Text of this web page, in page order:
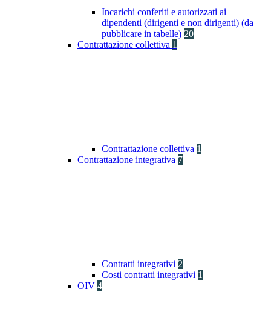
Incarichi conferiti e autorizzati ai
dipendenti (dirigenti e non dirigenti) (da
pubblicare in tabelle) 20
Contrattazione collettiva 1
Contrattazione collettiva 1
Contrattazione integrativa 7
Contratti integrativi 2
Costi contratti integrativi 1
OIV 4